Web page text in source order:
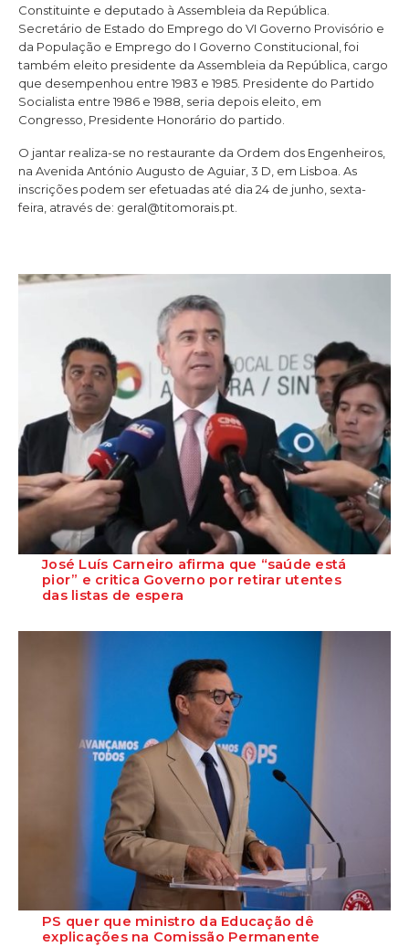
Constituinte e deputado à Assembleia da República.
Secretário de Estado do Emprego do VI Governo Provisório e
da População e Emprego do I Governo Constitucional, foi
também eleito presidente da Assembleia da República, cargo
que desempenhou entre 1983 e 1985. Presidente do Partido
Socialista entre 1986 e 1988, seria depois eleito, em
Congresso, Presidente Honorário do partido.
O jantar realiza-se no restaurante da Ordem dos Engenheiros,
na Avenida António Augusto de Aguiar, 3 D, em Lisboa. As
inscrições podem ser efetuadas até dia 24 de junho, sexta-
feira, através de: geral@titomorais.pt
José Luís Carneiro afirma que “saúde está
pior” e critica Governo por retirar utentes
das listas de espera
PS quer que ministro da Educação dê
explicações na Comissão Permanente